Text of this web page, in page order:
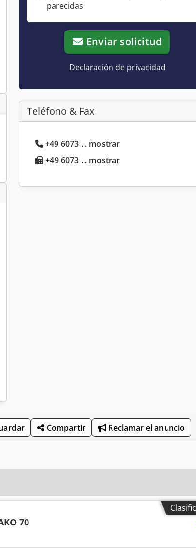
parecidas
Enviar solicitud
Declaración de privacidad
Teléfono & Fax
+49 6073 ... mostrar
+49 6073 ... mostrar
Compartir Reclamar el anuncio
70